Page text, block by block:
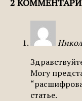
2
Могу
статье.